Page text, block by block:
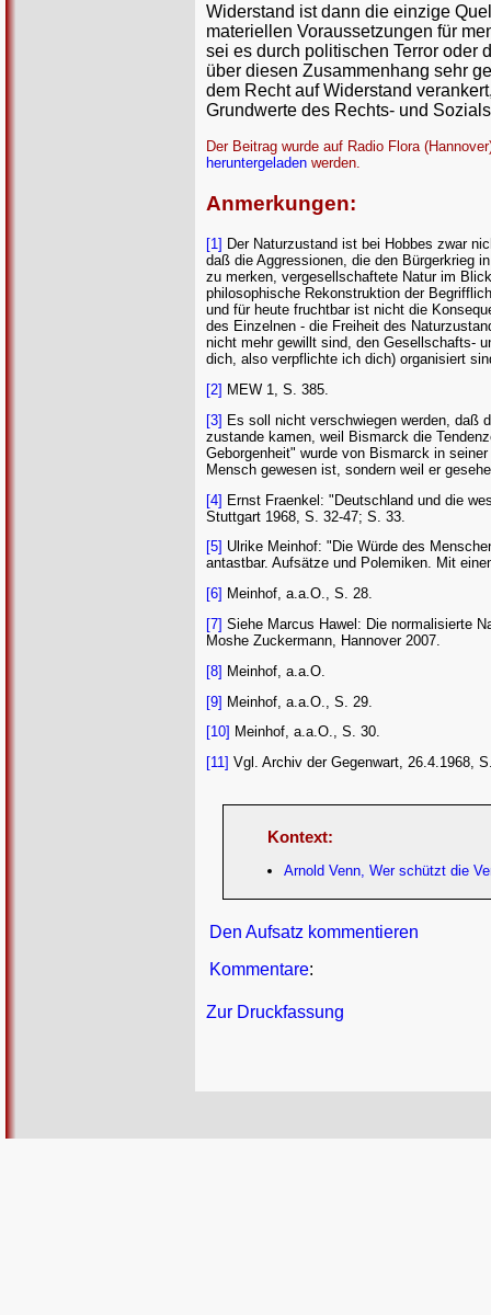
Widerstand ist dann die einzige
materiellen Voraussetzungen für
sei es durch politischen Terror oder
über diesen Zusammenhang sehr
dem Recht auf Widerstand
Grundwerte des Rechts- und
Der Beitrag wurde auf Radio Flora
heruntergeladen werden.
Anmerkungen:
[1] Der Naturzustand ist bei Hobbes zwar
daß die Aggressionen, die den Bürgerkrieg
zu merken, vergesellschaftete Natur im
philosophische Rekonstruktion der
und für heute fruchtbar ist nicht die
des Einzelnen - die Freiheit des
nicht mehr gewillt sind, den Gesellschafts-
dich, also verpflichte ich dich) organisiert
[2] MEW 1, S. 385.
[3] Es soll nicht verschwiegen werden, daß
zustande kamen, weil Bismarck die
Geborgenheit" wurde von Bismarck in
Mensch gewesen ist, sondern weil er
[4] Ernst Fraenkel: "Deutschland und die
Stuttgart 1968, S. 32-47; S. 33.
[5] Ulrike Meinhof: "Die Würde des
antastbar. Aufsätze und Polemiken. Mit
[6] Meinhof, a.a.O., S. 28.
[7] Siehe Marcus Hawel: Die normalisierte
Moshe Zuckermann, Hannover 2007.
[8] Meinhof, a.a.O.
[9] Meinhof, a.a.O., S. 29.
[10] Meinhof, a.a.O., S. 30.
[11] Vgl. Archiv der Gegenwart, 26.4.1968,
Kontext:
Arnold Venn, Wer schützt die
Den Aufsatz kommentieren
Kommentare:
Zur Druckfassung